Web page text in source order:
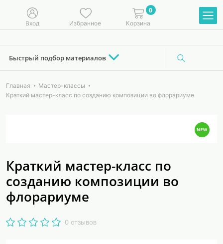
Вход Избранное
0
Корзина
Быстрый подбор материалов
Главная
Мастер-классы
Краткий мастер-класс по созданию композиции во флорариуме
Краткий мастер-класс по
созданию композиции во
флорариуме
0 отзывов